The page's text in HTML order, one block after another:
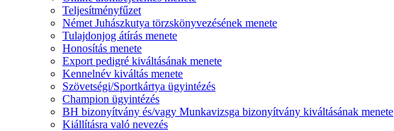
Teljesítményfűzet
Német Juhászkutya törzskönyvezésének menete
Tulajdonjog átírás menete
Honosítás menete
Export pedigré kiváltásának menete
Kennelnév kiváltás menete
Szövetségi/Sportkártya ügyintézés
Champion ügyintézés
BH bizonyítvány és/vagy Munkavizsga bizonyítvány kiváltásának menete
Kiállításra való nevezés